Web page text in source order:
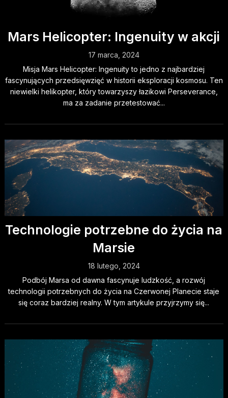
Mars Helicopter: Ingenuity w akcji
17 marca, 2024
Misja Mars Helicopter: Ingenuity to jedno z najbardziej
fascynujących przedsięwzięć w historii eksploracji kosmosu. Ten
niewielki helikopter, który towarzyszy łazikowi Perseverance,
ma za zadanie przetestować...
Technologie potrzebne do życia na
Marsie
18 lutego, 2024
Podbój Marsa od dawna fascynuje ludzkość, a rozwój
technologii potrzebnych do życia na Czerwonej Planecie staje
się coraz bardziej realny. W tym artykule przyjrzymy się...